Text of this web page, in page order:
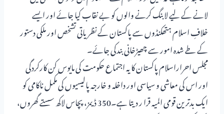
لانے کے لیے لابنگ کرنے والوں کو بے نقاب کیا جائے اور ایسے
خلافِ اسلام ہتھکنڈوں سے پاکستان کے نظریاتی تشخص اور ملکی دستور
کے طے شدہ امور سے چھیڑخانی بندکی جائے۔
مجلس احراراسلام پاکستان کا یہ اجتماع حکومت کی مایوس کن کارکردگی
اور اس کی معاشی و سیاسی اور داخلہ و خارجہ پالیسیوں کی مکمل ناکامی کو
ایک بدترین قومی المیہ قرا ر دیتا ہے۔350 ڈیمز، پچاس لاکھ سستے گھروں،